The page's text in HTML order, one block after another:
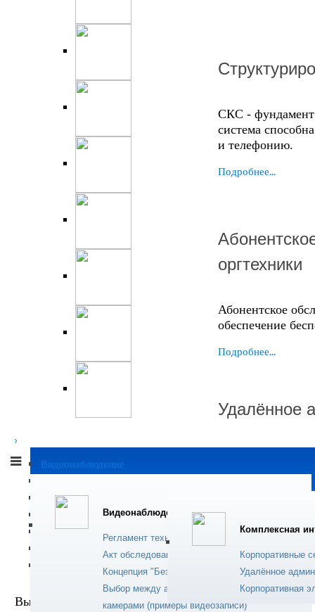
СКС - фундамент
система
и телефонию.
Подробнее...
оргтехники
Абонентское
обеспечение
Подробнее...
Удалённое
Подробнее...
Ремонт
›
Видеонаблюдение
Видеонаблюдение
Регламент технического обслуживания
Акт обследования объекта (видеонаблюдение)
Концепция "Безопасный город"
Выбор между аналоговой и цифровой (IP)
камерами (примеры видеозаписи)
Комплексная
Корпоративные
Удалённое
Корпоративная
IP телефония
Сервисные услуги
Программное обеспечение
Монтажные работы
Солнечная энергетика
Вы здесь: Главная Прайс-лист